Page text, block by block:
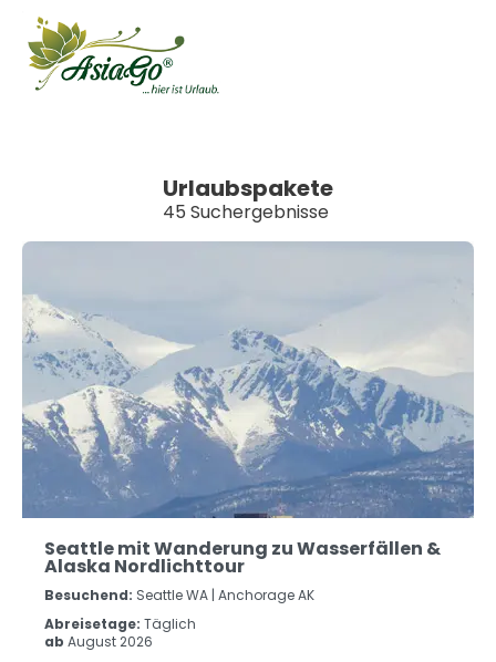
Urlaubspakete
45 Suchergebnisse
Seattle mit Wanderung zu Wasserfällen &
Alaska Nordlichttour
Besuchend: Seattle WA | Anchorage AK
Abreisetage: Täglich
ab August 2026